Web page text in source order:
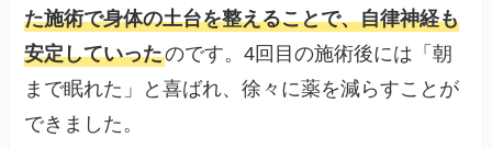
た施術で身体の土台を整えることで、自律神経も
安定していったのです。4回目の施術後には「朝
まで眠れた」と喜ばれ、徐々に薬を減らすことが
できました。